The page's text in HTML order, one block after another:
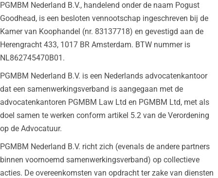
PGMBM Nederland B.V., handelend onder de naam Pogust
Goodhead, is een besloten vennootschap ingeschreven bij de
Kamer van Koophandel (nr. 83137718) en gevestigd aan de
Herengracht 433, 1017 BR Amsterdam. BTW nummer is
NL862745470B01.
PGMBM Nederland B.V. is een Nederlands advocatenkantoor
dat een samenwerkingsverband is aangegaan met de
advocatenkantoren PGMBM Law Ltd en PGMBM Ltd, met als
doel samen te werken conform artikel 5.2 van de Verordening
op de Advocatuur.
PGMBM Nederland B.V. richt zich (evenals de andere partners
binnen voornoemd samenwerkingsverband) op collectieve
acties. De overeenkomsten van opdracht ter zake van diensten